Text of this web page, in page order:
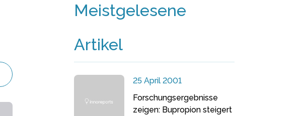
Meistgelesene
Artikel
25 April 2001
Forschungsergebnisse
zeigen: Bupropion steigert